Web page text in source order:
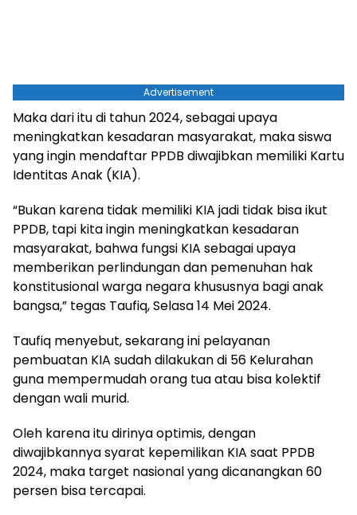
Advertisement
Maka dari itu di tahun 2024, sebagai upaya
meningkatkan kesadaran masyarakat, maka siswa
yang ingin mendaftar PPDB diwajibkan memiliki Kartu
Identitas Anak (KIA).
“Bukan karena tidak memiliki KIA jadi tidak bisa ikut
PPDB, tapi kita ingin meningkatkan kesadaran
masyarakat, bahwa fungsi KIA sebagai upaya
memberikan perlindungan dan pemenuhan hak
konstitusional warga negara khususnya bagi anak
bangsa,” tegas Taufiq, Selasa 14 Mei 2024.
Taufiq menyebut, sekarang ini pelayanan
pembuatan KIA sudah dilakukan di 56 Kelurahan
guna mempermudah orang tua atau bisa kolektif
dengan wali murid.
Oleh karena itu dirinya optimis, dengan
diwajibkannya syarat kepemilikan KIA saat PPDB
2024, maka target nasional yang dicanangkan 60
persen bisa tercapai.